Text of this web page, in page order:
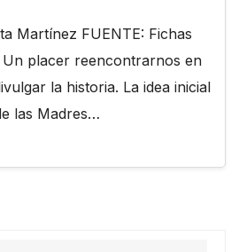
Martínez FUENTE: Fichas
placer reencontrarnos en
la historia. La idea inicial
las Madres…